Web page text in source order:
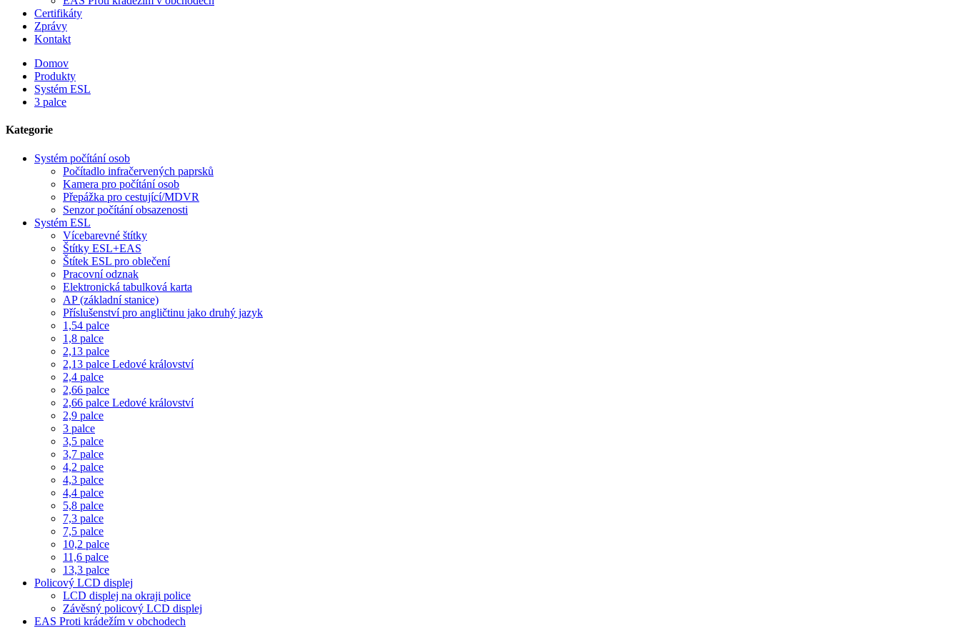
Certifikáty
Zprávy
Kontakt
Domov
Produkty
Systém ESL
3 palce
Kategorie
Systém počítání osob
Počítadlo infračervených paprsků
Kamera pro počítání osob
Přepážka pro cestující/MDVR
Senzor počítání obsazenosti
Systém ESL
Vícebarevné štítky
Štítky ESL+EAS
Štítek ESL pro oblečení
Pracovní odznak
Elektronická tabulková karta
AP (základní stanice)
Příslušenství pro angličtinu jako druhý jazyk
1,54 palce
1,8 palce
2,13 palce
2,13 palce Ledové království
2,4 palce
2,66 palce
2,66 palce Ledové království
2,9 palce
3 palce
3,5 palce
3,7 palce
4,2 palce
4,3 palce
4,4 palce
5,8 palce
7,3 palce
7,5 palce
10,2 palce
11,6 palce
13,3 palce
Policový LCD displej
LCD displej na okraji police
Závěsný policový LCD displej
EAS Proti krádežím v obchodech